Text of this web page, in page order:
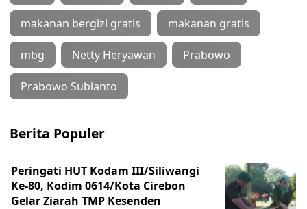
makanan bergizi gratis makanan gratis
mbg Netty Heryawan Prabowo
Prabowo Subianto
Berita Populer
Peringati HUT Kodam III/Siliwangi
Ke-80, Kodim 0614/Kota Cirebon
Gelar Ziarah TMP Kesenden